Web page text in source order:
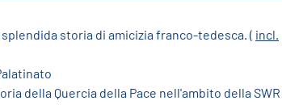
storia di amicizia franco-tedesca. ( incl.
della Quercia della Pace nell'ambito della SWR